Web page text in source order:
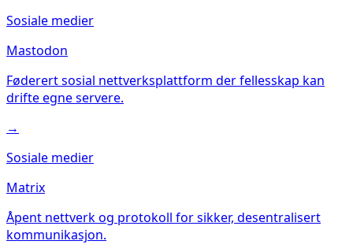
Sosiale medier
Mastodon
Føderert sosial nettverksplattform der fellesskap kan
drifte egne servere.
→
Sosiale medier
Matrix
Åpent nettverk og protokoll for sikker, desentralisert
kommunikasjon.